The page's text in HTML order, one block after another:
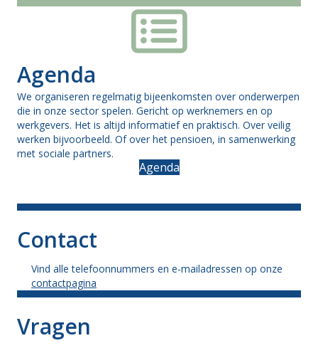
Agenda
We organiseren regelmatig bijeenkomsten over onderwerpen
die in onze sector spelen. Gericht op werknemers en op
werkgevers. Het is altijd informatief en praktisch. Over veilig
werken bijvoorbeeld. Of over het pensioen, in samenwerking
met sociale partners.
Agenda
Contact
Vind alle telefoonnummers en e-mailadressen op onze
contactpagina
Vragen